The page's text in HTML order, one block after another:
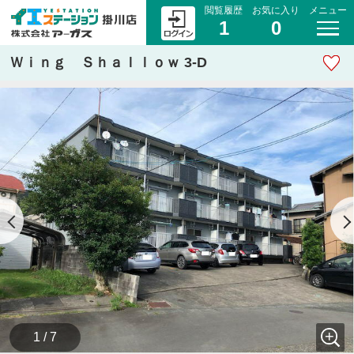
閲覧履歴
1
お気に入り
0
メニュー
Ｗｉｎｇ Ｓｈａｌｌｏｗ 3-D
1 / 7